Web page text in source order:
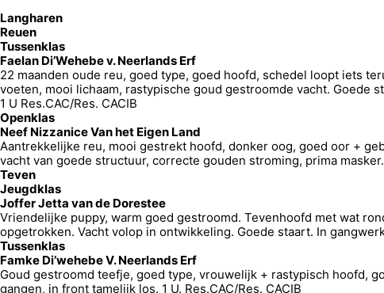
Langharen
Reuen
Tussenklas
Faelan Di’Wehebe v. Neerlands Erf
22 maanden oude reu, goed type, goed hoofd, schedel loopt iets
voeten, mooi lichaam, rastypische goud gestroomde vacht. Goede
1 U Res.CAC/Res. CACIB
Openklas
Neef Nizzanice Van het Eigen Land
Aantrekkelijke reu, mooi gestrekt hoofd, donker oog, goed oor +
vacht van goede structuur, correcte gouden stroming, prima
Teven
Jeugdklas
Joffer Jetta van de Dorestee
Vriendelijke puppy, warm goed gestroomd. Tevenhoofd met wat
opgetrokken. Vacht volop in ontwikkeling. Goede staart. In
Tussenklas
Famke Di’wehebe V. Neerlands Erf
Goud gestroomd teefje, goed type, vrouwelijk + rastypisch hoofd,
gangen, in front tamelijk los. 1 U. Res.CAC/Res. CACIB